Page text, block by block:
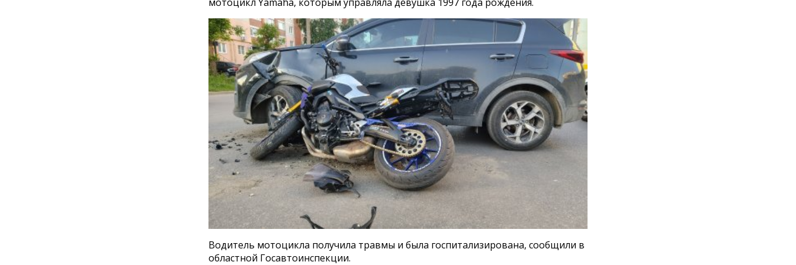
Водитель мотоцикла получила травмы и была госпитализирована, сообщили в
областной Госавтоинспекции.